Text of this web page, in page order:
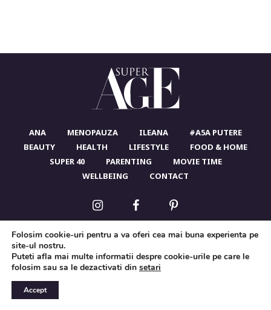
ANA MENOPAUZA ILEANA
#A5A PUTERE
BEAUTY
HEALTH LIFESTYLE
FOOD & HOME
SUPER 40
PARENTING
MOVIE TIME
WELLBEING
CONTACT
SuperAge pretuieste si respecta intimitatea ta. Pentru mai
multe informatii,
Folosim cookie-uri pentru a va oferi cea mai buna experienta pe
site-ul nostru.
Puteti afla mai multe informatii despre cookie-urile pe care le
folosim sau sa le dezactivati din setari
Accept